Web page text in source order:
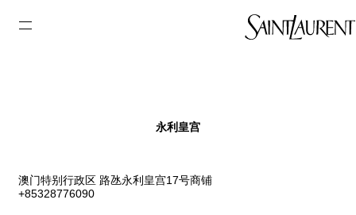
永利皇宫
澳门特别行政区 路氹永利皇宫17号商铺
+85328776090